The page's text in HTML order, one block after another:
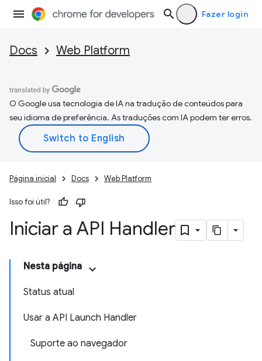
Fazer login
Docs Web Platform
O Google usa tecnologia de IA na tradução de conteúdos para
seu idioma de preferência. As traduções com IA podem ter erros.
Página inicial Docs Web Platform
Isso foi útil?
Iniciar a API Handler
Nesta página
Status atual
Usar a API Launch Handler
Suporte ao navegador